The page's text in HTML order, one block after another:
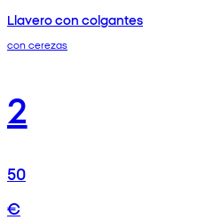
Llavero con colgantes
con cerezas
2
50
€